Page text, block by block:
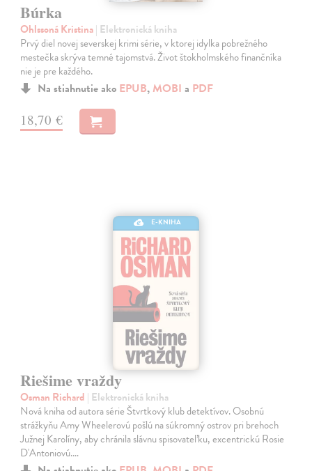
Búrka
Ohlssoná Kristina| Elektronická kniha
Prvý diel novej severskej krimi série, v ktorej idylka pobrežného
mestečka skrýva temné tajomstvá. Život štokholmského finančníka
nie je pre každého.
Na stiahnutie ako EPUB, MOBI a PDF
18,70 €
E-KNIHA
Riešime vraždy
Osman Richard | Elektronická kniha
Nová kniha od autora série Štvrtkový klub detektívov. Osobnú
strážkyňu Amy Wheelerovú pošlú na súkromný ostrov pri brehoch
Južnej Karolíny, aby chránila slávnu spisovateľku, excentrickú Rosie
D'Antoniovú.…